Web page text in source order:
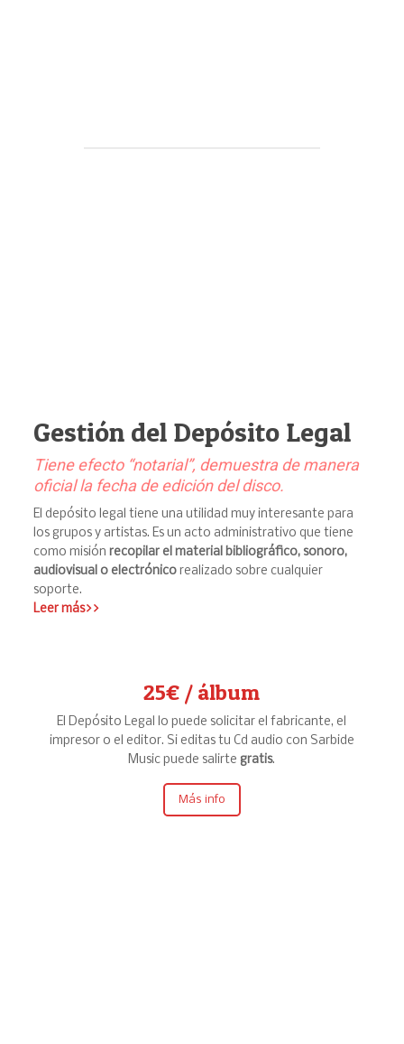
Gestión del Depósito Legal
Tiene efecto “notarial”, demuestra de manera
oficial la fecha de edición del disco.
El depósito legal tiene una utilidad muy interesante para
los grupos y artistas. Es un acto administrativo que tiene
como misión recopilar el material bibliográfico, sonoro,
audiovisual o electrónicorealizado sobre cualquier
soporte.
Leer más>>
25€ / álbum
El Depósito Legal lo puede solicitar el fabricante, el
impresor o el editor. Si editas tu Cd audio con Sarbide
Music puede salirte gratis.
Más info